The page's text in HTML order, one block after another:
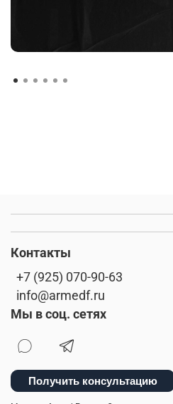
Контакты
+7 (925) 070-90-63
info@armedf.ru
Мы в соц. сетях
Получить консультацию